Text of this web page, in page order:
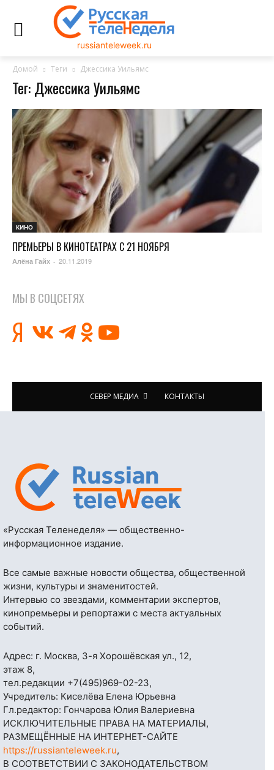
russianteleweek.ru
Домой Теги Джессика Уильямс
Тег: Джессика Уильямс
КИНО
ПРЕМЬЕРЫ В КИНОТЕАТРАХ С 21 НОЯБРЯ
Алёна Гайх - 20.11.2019
МЫ В СОЦСЕТЯХ
СЕВЕР МЕДИА КОНТАКТЫ
«Русская Теленеделя» — общественно-
информационное издание.
Все самые важные новости общества, общественной
жизни, культуры и знаменитостей.
Интервью со звездами, комментарии экспертов,
кинопремьеры и репортажи с места актуальных
событий.
Адрес: г. Москва, 3-я Хорошёвская ул., 12,
этаж 8,
тел.редакции +7(495)969-02-23,
Учредитель: Киселёва Елена Юрьевна
Гл.редактор: Гончарова Юлия Валериевна
ИСКЛЮЧИТЕЛЬНЫЕ ПРАВА НА МАТЕРИАЛЫ,
РАЗМЕЩЁННЫЕ НА ИНТЕРНЕТ-САЙТЕ
https://russianteleweek.ru,
В СООТВЕТСТВИИ С ЗАКОНОДАТЕЛЬСТВОМ